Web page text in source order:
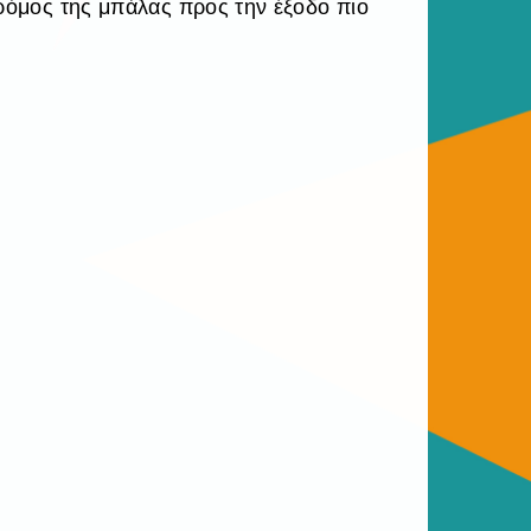
της μπάλας προς την έξοδο πιο